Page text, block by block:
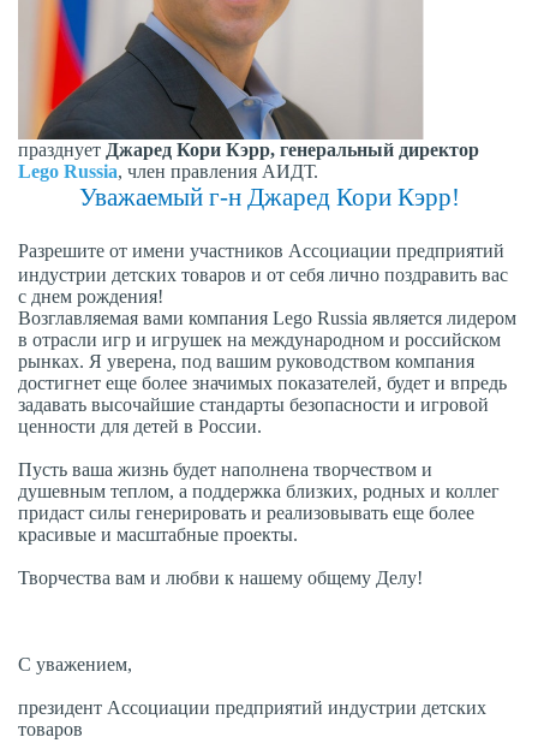
празднует Джаред Кори Кэрр, генеральный директор
Lego Russia, член правления АИДТ.
Уважаемый г-н Джаред Кори Кэрр!
Разрешите от имени участников Ассоциации предприятий
индустрии детских товаров и от себя лично поздравить вас
с днем рождения!
Возглавляемая вами компания Lego Russia является лидером
в отрасли игр и игрушек на международном и российском
рынках. Я уверена, под вашим руководством компания
достигнет еще более значимых показателей, будет и впредь
задавать высочайшие стандарты безопасности и игровой
ценности для детей в России.
Пусть ваша жизнь будет наполнена творчеством и
душевным теплом, а поддержка близких, родных и коллег
придаст силы генерировать и реализовывать еще более
красивые и масштабные проекты.
Творчества вам и любви к нашему общему Делу!
С уважением,
президент Ассоциации предприятий индустрии детских
товаров